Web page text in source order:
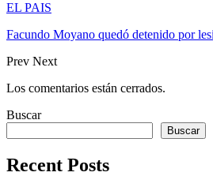
EL PAIS
Facundo Moyano quedó detenido por
Prev Next
Los comentarios están cerrados.
Buscar
Buscar
Recent Posts